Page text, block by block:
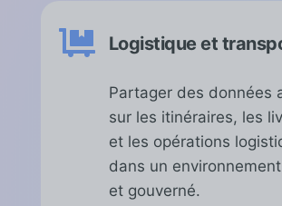
 Logistique et
Partager des données
sur les itinéraires, les
et les opérations
dans un
et gouverné.